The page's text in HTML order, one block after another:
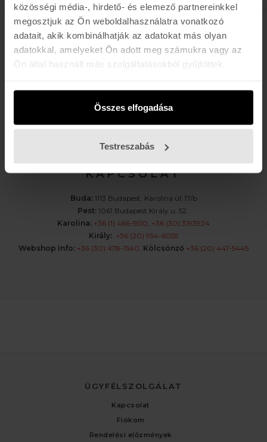
közösségi média-, hirdető- és elemező partnereinkkel
megosztjuk az Ön weboldalhasználatra vonatkozó
adatait, akik kombinálhatják az adatokat más olyan
adatokkal, amelyeket Ön adott meg számukra vagy az
Ön által használt más szolgáltatásokból gyűjtöttek.
Összes elfogadása
Testreszabás
K A R O L I N A 17 / B
Hétfő - Péntek: 11:00 - 19:00
Vasárnap: ZÁRVA
K I R Á L Y 52 (ÚJ)
Hétfő - Péntek: 11:00 - 19:00
Vasárnap: 11:00 - 17:00
K A P C S O L A T
Buda: 1113 Budapest, Karolina út 17/b
Pest: 1061 Budapest Király u. 52.
Karolina: +36 (1) 466-5510 +36 (30) 3193924
Király: +36 (20) 954-6055
Webshop Info: +36 (30) 478-1540 Kölcsönző +36 (20) 447-5445
ÜGYFÉLSZOLGÁLAT
Kapcsolat
Fiókom
Rendelési előzmények